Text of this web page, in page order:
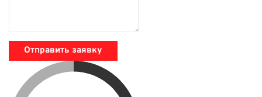
Отправить заявку